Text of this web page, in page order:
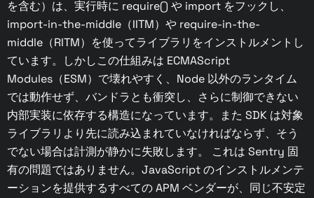
を含む）は、実行時に require() や import をフックし、
import-in-the-middle（IITM）や require-in-the-
middle（RITM）を使ってライブラリをインストルメントし
ています。しかしこの仕組みは ECMAScript
Modules（ESM）で壊れやすく、Node 以外のランタイム
では動作せず、バンドラとも衝突し、さらに制御できない
内部実装に依存する構造になっています。また SDK は対象
ライブラリより先に読み込まれていなければならず、そう
でない場合は計測が静かに失敗します。 これは Sentry 固
有の問題ではありません。JavaScript のインストルメンテ
ーションを提供するすべての APM ベンダーが、同じ不安定